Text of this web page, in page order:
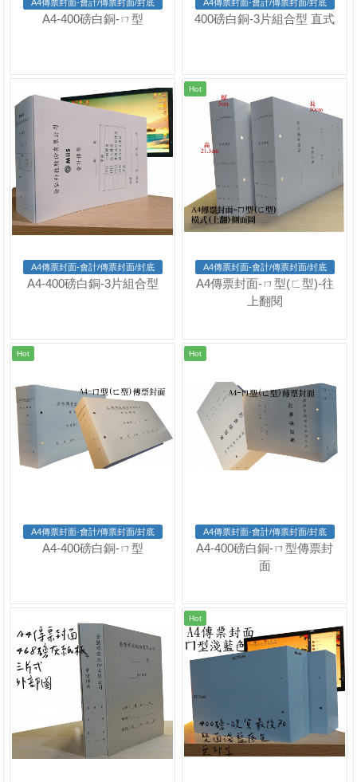
A4傳票封面-會計/傳票封面/封底
A4-400磅白銅-ㄇ型
A4傳票封面-會計/傳票封面/封底
400磅白銅-3片組合型 直式
A4傳票封面-會計/傳票封面/封底
A4-400磅白銅-3片組合型
Hot
A4傳票封面-會計/傳票封面/封底
A4傳票封面-ㄇ型(ㄈ型)-往
上翻閱
Hot
A4傳票封面-會計/傳票封面/封底
A4-400磅白銅-ㄇ型
Hot
A4傳票封面-會計/傳票封面/封底
A4-400磅白銅-ㄇ型傳票封
面
Hot